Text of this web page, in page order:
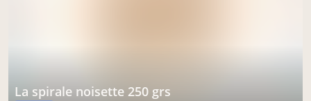
la spirale noisette 250 grs